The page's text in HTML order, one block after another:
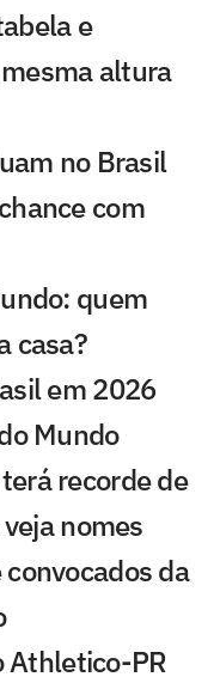
e
altura
no Brasil
com
quem
casa?
em 2026
Mundo
recorde de
nomes
da
Athletico-PR